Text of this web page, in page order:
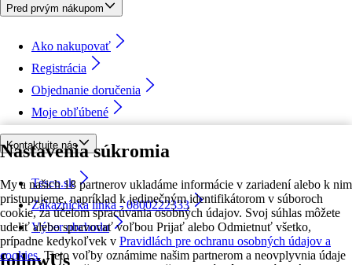
Nastavenia súkromia
My a našich 18 partnerov ukladáme informácie v zariadení alebo k nim
pristupujeme, napríklad k jedinečným identifikátorom v súboroch
cookie, za účelom spracúvania osobných údajov. Svoj súhlas môžete
udeliť alebo spravovať voľbou Prijať alebo Odmietnuť všetko,
prípadne kedykoľvek v Pravidlách pre ochranu osobných údajov a
cookies. Tieto voľby oznámime našim partnerom a neovplyvnia údaje
Pred prvým nákupom
Ako nakupovať
Registrácia
Objednanie doručenia
Moje obľúbené
Kontaktujte nás
Tesco.sk
Zákaznícka linka - 0800222333
Výber obchodu
followUs